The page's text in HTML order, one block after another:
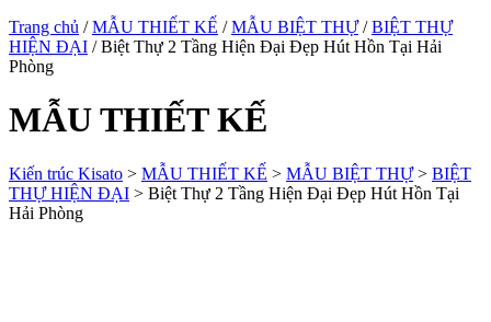
Trang chủ /MẪU THIẾT KẾ /MẪU BIỆT THỰ/BIỆT THỰ
HIỆN ĐẠI / Biệt Thự 2 Tầng Hiện Đại Đẹp Hút Hồn Tại Hải
Phòng
MẪU THIẾT KẾ
Kiến trúc Kisato > MẪU THIẾT KẾ > MẪU BIỆT THỰ> BIỆT
THỰ HIỆN ĐẠI > Biệt Thự 2 Tầng Hiện Đại Đẹp Hút Hồn Tại
Hải Phòng